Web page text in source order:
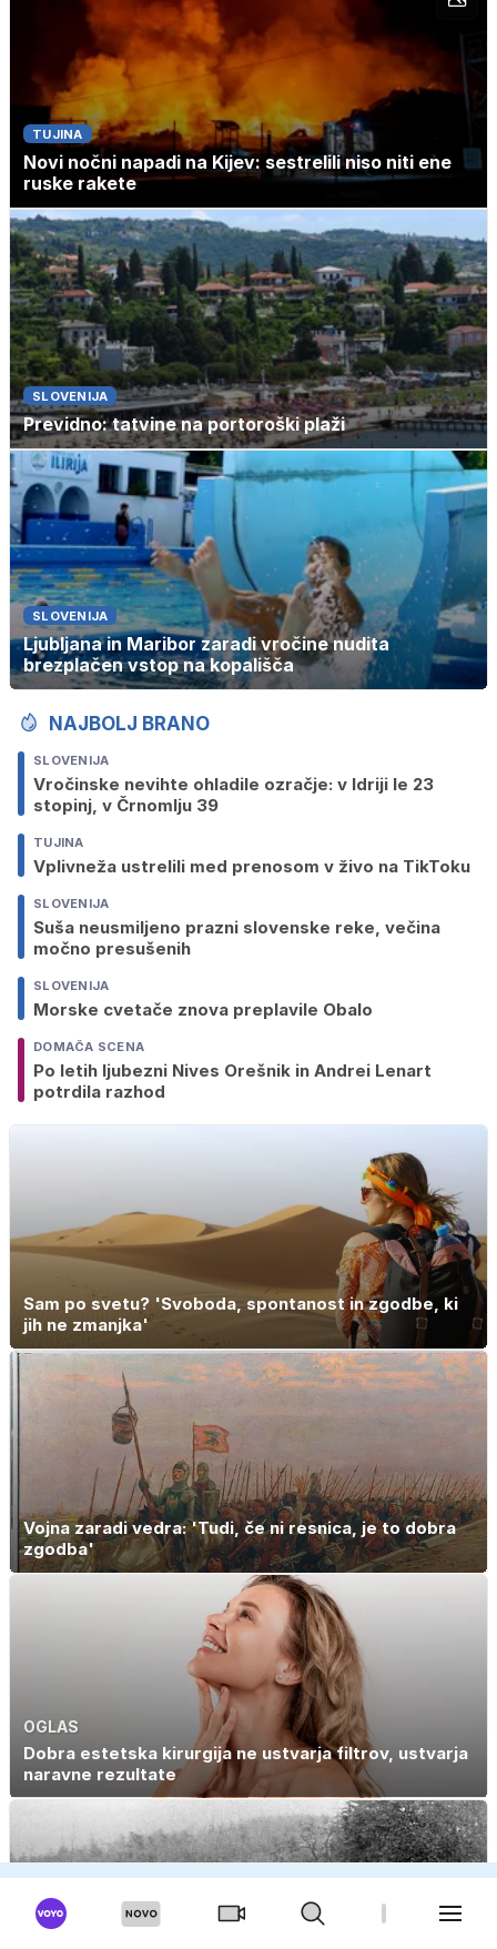
TUJINA
Novi nočni napadi na Kijev: sestrelili niso niti ene
ruske rakete
SLOVENIJA
Previdno: tatvine na portoroški plaži
SLOVENIJA
Ljubljana in Maribor zaradi vročine nudita
brezplačen vstop na kopališča
NAJBOLJ BRANO
SLOVENIJA
Vročinske nevihte ohladile ozračje: v Idriji le 23
stopinj, v Črnomlju 39
TUJINA
Vplivneža ustrelili med prenosom v živo na TikToku
SLOVENIJA
Suša neusmiljeno prazni slovenske reke, večina
močno presušenih
SLOVENIJA
Morske cvetače znova preplavile Obalo
DOMAČA SCENA
Po letih ljubezni Nives Orešnik in Andrei Lenart
potrdila razhod
Sam po svetu? 'Svoboda, spontanost in zgodbe, ki
jih ne zmanjka'
Vojna zaradi vedra: 'Tudi, če ni resnica, je to dobra
zgodba'
OGLAS
Dobra estetska kirurgija ne ustvarja filtrov, ustvarja
naravne rezultate